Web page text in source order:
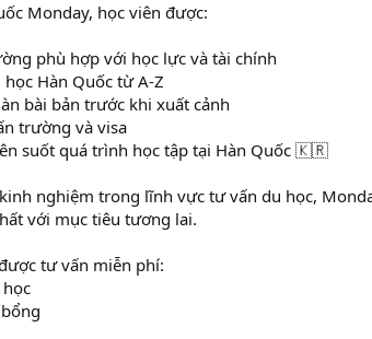
Monday, học viên được:
phù hợp với học lực và tài chính
Hàn Quốc từ A-Z
bài bản trước khi xuất cảnh
trường và visa
suốt quá trình học tập tại Hàn Quốc 🇰🇷
nghiệm trong lĩnh vực tư vấn du học,
với mục tiêu tương lai.
tư vấn miễn phí: